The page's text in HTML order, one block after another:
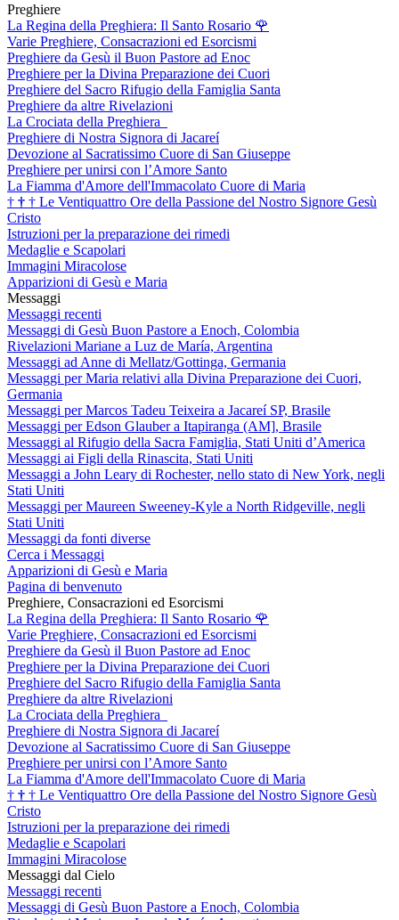
Preghiere
La Regina della Preghiera: Il Santo Rosario 🌹
Varie Preghiere, Consacrazioni ed Esorcismi
Preghiere da Gesù il Buon Pastore ad Enoc
Preghiere per la Divina Preparazione dei Cuori
Preghiere del Sacro Rifugio della Famiglia Santa
Preghiere da altre Rivelazioni
La Crociata della Preghiera
Preghiere di Nostra Signora di Jacareí
Devozione al Sacratissimo Cuore di San Giuseppe
Preghiere per unirsi con l’Amore Santo
La Fiamma d'Amore dell'Immacolato Cuore di Maria
† † † Le Ventiquattro Ore della Passione del Nostro Signore Gesù
Cristo
Istruzioni per la preparazione dei rimedi
Medaglie e Scapolari
Immagini Miracolose
Apparizioni di Gesù e Maria
Messaggi
Messaggi recenti
Messaggi di Gesù Buon Pastore a Enoch, Colombia
Rivelazioni Mariane a Luz de María, Argentina
Messaggi ad Anne di Mellatz/Gottinga, Germania
Messaggi per Maria relativi alla Divina Preparazione dei Cuori,
Germania
Messaggi per Marcos Tadeu Teixeira a Jacareí SP, Brasile
Messaggi per Edson Glauber a Itapiranga (AM], Brasile
Messaggi al Rifugio della Sacra Famiglia, Stati Uniti d’America
Messaggi ai Figli della Rinascita, Stati Uniti
Messaggi a John Leary di Rochester, nello stato di New York, negli
Stati Uniti
Messaggi per Maureen Sweeney-Kyle a North Ridgeville, negli
Stati Uniti
Messaggi da fonti diverse
Cerca i Messaggi
Apparizioni di Gesù e Maria
Pagina di benvenuto
Preghiere, Consacrazioni ed Esorcismi
La Regina della Preghiera: Il Santo Rosario 🌹
Varie Preghiere, Consacrazioni ed Esorcismi
Preghiere da Gesù il Buon Pastore ad Enoc
Preghiere per la Divina Preparazione dei Cuori
Preghiere del Sacro Rifugio della Famiglia Santa
Preghiere da altre Rivelazioni
La Crociata della Preghiera
Preghiere di Nostra Signora di Jacareí
Devozione al Sacratissimo Cuore di San Giuseppe
Preghiere per unirsi con l’Amore Santo
La Fiamma d'Amore dell'Immacolato Cuore di Maria
† † † Le Ventiquattro Ore della Passione del Nostro Signore Gesù
Cristo
Istruzioni per la preparazione dei rimedi
Medaglie e Scapolari
Immagini Miracolose
Messaggi dal Cielo
Messaggi recenti
Messaggi di Gesù Buon Pastore a Enoch, Colombia